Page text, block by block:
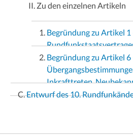
Zu den einzelnen Artikeln
Begründung zu Artikel
Begründung zu Artikel 6
Inkrafttreten,
Entwurf des 10.